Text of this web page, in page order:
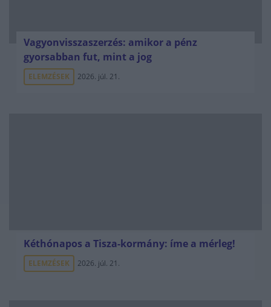
Vagyonvisszaszerzés: amikor a pénz
gyorsabban fut, mint a jog
ELEMZÉSEK 2026. júl. 21.
Kéthónapos a Tisza-kormány: íme a mérleg!
ELEMZÉSEK 2026. júl. 21.